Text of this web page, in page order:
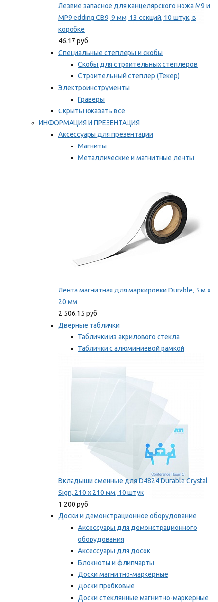
Лезвие запасное для канцелярского ножа M9 и
MP9 edding CB9, 9 мм, 13 секций, 10 штук, в
коробке
46.17 руб
Специальные степлеры и скобы
Скобы для строительных степлеров
Строительный степлер (Текер)
Электроинструменты
Граверы
СкрытьПоказать все
ИНФОРМАЦИЯ И ПРЕЗЕНТАЦИЯ
Аксессуары для презентации
Магниты
Металлические и магнитные ленты
Лента магнитная для маркировки Durable, 5 м х
20 мм
2 506.15 руб
Дверные таблички
Таблички из акрилового стекла
Таблички с алюминиевой рамкой
Вкладыши сменные для D4824 Durable Crystal
Sign, 210 x 210 мм, 10 штук
1 200 руб
Доски и демонстрационное оборудование
Аксессуары для демонстрационного
оборудования
Аксессуары для досок
Блокноты и флипчарты
Доски магнитно-маркерные
Доски пробковые
Доски стеклянные магнитно-маркерные